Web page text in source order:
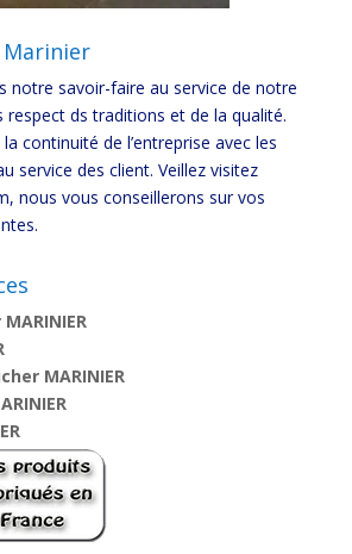
notre savoir-faire au service de notre
respect ds traditions et de la qualité.
continuité de l’entreprise avec les
service des client. Veillez visitez
nous vous conseillerons sur vos
MARINIER